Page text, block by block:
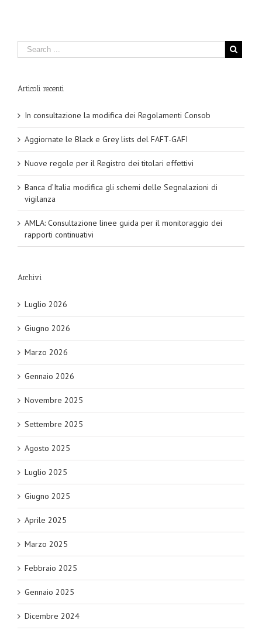
Articoli recenti
In consultazione la modifica dei Regolamenti Consob
Aggiornate le Black e Grey lists del FAFT-GAFI
Nuove regole per il Registro dei titolari effettivi
Banca d’Italia modifica gli schemi delle Segnalazioni di
vigilanza
AMLA: Consultazione linee guida per il monitoraggio dei
rapporti continuativi
Archivi
Luglio 2026
Giugno 2026
Marzo 2026
Gennaio 2026
Novembre 2025
Settembre 2025
Agosto 2025
Luglio 2025
Giugno 2025
Aprile 2025
Marzo 2025
Febbraio 2025
Gennaio 2025
Dicembre 2024